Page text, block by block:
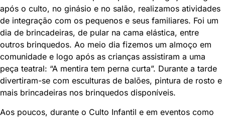
após o culto, no ginásio e no salão, realizamos atividades
de integração com os pequenos e seus familiares. Foi um
dia de brincadeiras, de pular na cama elástica, entre
outros brinquedos. Ao meio dia fizemos um almoço em
comunidade e logo após as crianças assistiram a uma
peça teatral: “A mentira tem perna curta”. Durante a tarde
divertiram-se com esculturas de balões, pintura de rosto e
mais brincadeiras nos brinquedos disponíveis.
Aos poucos, durante o Culto Infantil e em eventos como